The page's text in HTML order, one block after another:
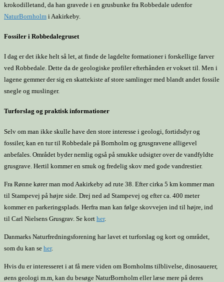
krokodilletand, da han gravede i en grusbunke fra Robbedale udenfor
NaturBornholm i Aakirkeby.
Fossiler i Robbedalegruset
I dag er det ikke helt så let, at finde de lagdelte formationer i forskellige farver
ved Robbedale. Dette da de geologiske profiler efterhånden er vokset til. Men i
lagene gemmer der sig en skattekiste af store samlinger med blandt andet fossile
snegle og muslinger.
Turforslag og praktisk informationer
Selv om man ikke skulle have den store interesse i geologi, fortidsdyr og
fossiler, kan en tur til Robbedale på Bornholm og grusgravene alligevel
anbefales. Området byder nemlig også på smukke udsigter over de vandfyldte
grusgrave. Hertil kommer en smuk og fredelig skov med gode vandrestier.
Fra Rønne kører man mod Aakirkeby ad rute 38. Efter cirka 5 km kommer man
til Stampevej på højre side. Drej ned ad Stampevej og efter ca. 400 meter
kommer en parkeringsplads. Herfra man kan følge skovvejen ind til højre, ind
til Carl Nielsens Grusgrav. Se kort her.
Danmarks Naturfredningsforening har lavet et turforslag og kort og området,
som du kan se her.
Hvis du er interesseret i at få mere viden om Bornholms tilblivelse, dinosauerer,
øens geologi m.m, kan du besøge NaturBornholm eller læse mere på deres